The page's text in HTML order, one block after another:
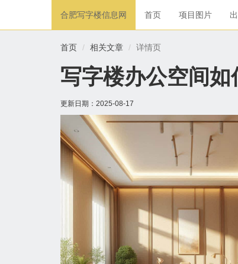
合肥写字楼信息网 首页 项目图片
首页 相关文章 详情页
写字楼办公空间
更新日期： 2025-08-17